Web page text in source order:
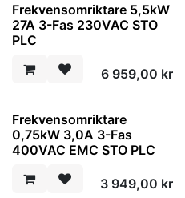
Frekvensomriktare 5,5kW
27A 3-Fas 230VAC STO
PLC
6 959,00 kr
Frekvensomriktare
0,75kW 3,0A 3-Fas
400VAC EMC STO PLC
3 949,00 kr